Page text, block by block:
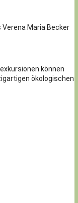
Maria Becker
können
ökologischen